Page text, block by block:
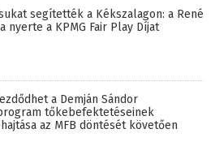
segítették a Kékszalagon: a René
nyerte a KPMG Fair Play Díjat
a Demján Sándor
tőkebefektetéseinek
az MFB döntését követően